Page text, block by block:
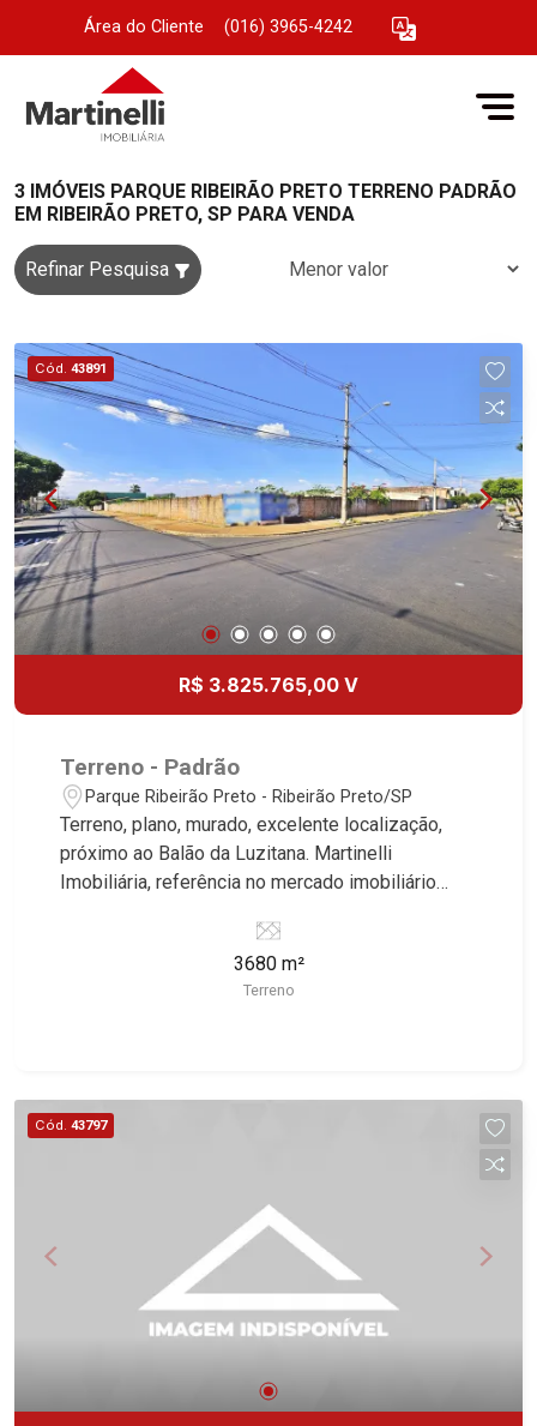
Área do Cliente (016) 3965-4242
3 IMÓVEIS PARQUE RIBEIRÃO PRETO TERRENO PADRÃO
EM RIBEIRÃO PRETO, SP PARA VENDA
Refinar Pesquisa
Cód. 43891
R$ 3.825.765,00 V
Terreno - Padrão
Parque Ribeirão Preto - Ribeirão Preto/SP
Terreno, plano, murado, excelente localização,
próximo ao Balão da Luzitana. Martinelli
Imobiliária, referência no mercado imobiliário
Avenida João Fiúsa, 1051 - Alto da Boa Vista
3680 m²
Terreno
Cód. 43797